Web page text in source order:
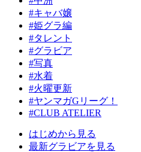
#キャバ嬢
#姫グラ編
#タレント
#グラビア
#写真
#水着
#火曜更新
#ヤンマガGリーグ！
#CLUB ATELIER
はじめから見る
最新グラビアを見る